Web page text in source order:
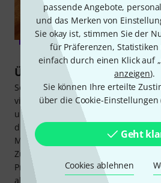
passende Angebote,
und das Merken von
Sie okay ist, stimmen Sie der
für Präferenzen,
einfach durch einen Klick auf
anzeigen).
Sie können Ihre erteilte
über die Cookie-Einstellungen
Geht
Cookies ablehnen
Über Harley Benton
Seit 1998 bedient die Marke Harley
vieler Gitarristen und Bassisten.
umfangreichen Bandbreite an
die Hausmarke des Musikhauses
Menge Verstärker, Lautsprecher,
Zubehör an. Insgesamt umfasst die
Produkte. Gefertigt von etablierten
alle Artikel von Harley Benton durch